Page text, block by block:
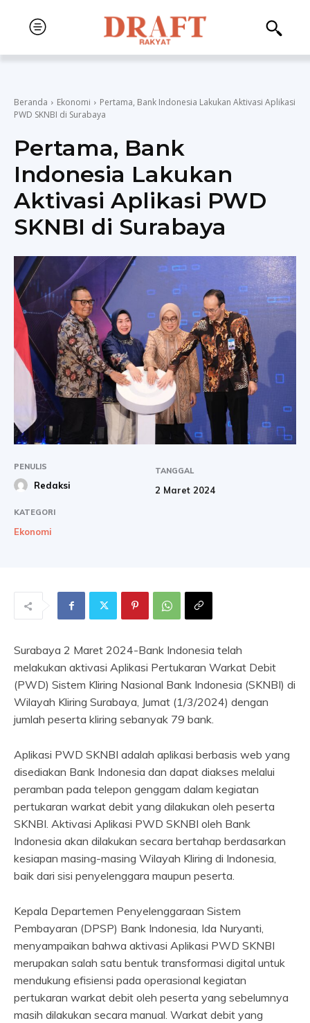
Beranda Ekonomi
Pertama, Bank Indonesia Lakukan Aktivasi Aplikasi
PWD SKNBI di Surabaya
Pertama, Bank
Indonesia Lakukan
Aktivasi Aplikasi PWD
SKNBI di Surabaya
PENULIS
Redaksi
TANGGAL
2 Maret 2024
KATEGORI
Ekonomi
Surabaya 2 Maret 2024-Bank Indonesia telah
melakukan aktivasi Aplikasi Pertukaran Warkat Debit
(PWD) Sistem Kliring Nasional Bank Indonesia (SKNBI) di
Wilayah Kliring Surabaya, Jumat (1/3/2024) dengan
jumlah peserta kliring sebanyak 79 bank.
Aplikasi PWD SKNBI adalah aplikasi berbasis web yang
disediakan Bank Indonesia dan dapat diakses melalui
peramban pada telepon genggam dalam kegiatan
pertukaran warkat debit yang dilakukan oleh peserta
SKNBI. Aktivasi Aplikasi PWD SKNBI oleh Bank
Indonesia akan dilakukan secara bertahap berdasarkan
kesiapan masing-masing Wilayah Kliring di Indonesia,
baik dari sisi penyelenggara maupun peserta.
Kepala Departemen Penyelenggaraan Sistem
Pembayaran (DPSP) Bank Indonesia, Ida Nuryanti,
menyampaikan bahwa aktivasi Aplikasi PWD SKNBI
merupakan salah satu bentuk transformasi digital untuk
mendukung efisiensi pada operasional kegiatan
pertukaran warkat debit oleh peserta yang sebelumnya
masih dilakukan secara manual. Warkat debit yang